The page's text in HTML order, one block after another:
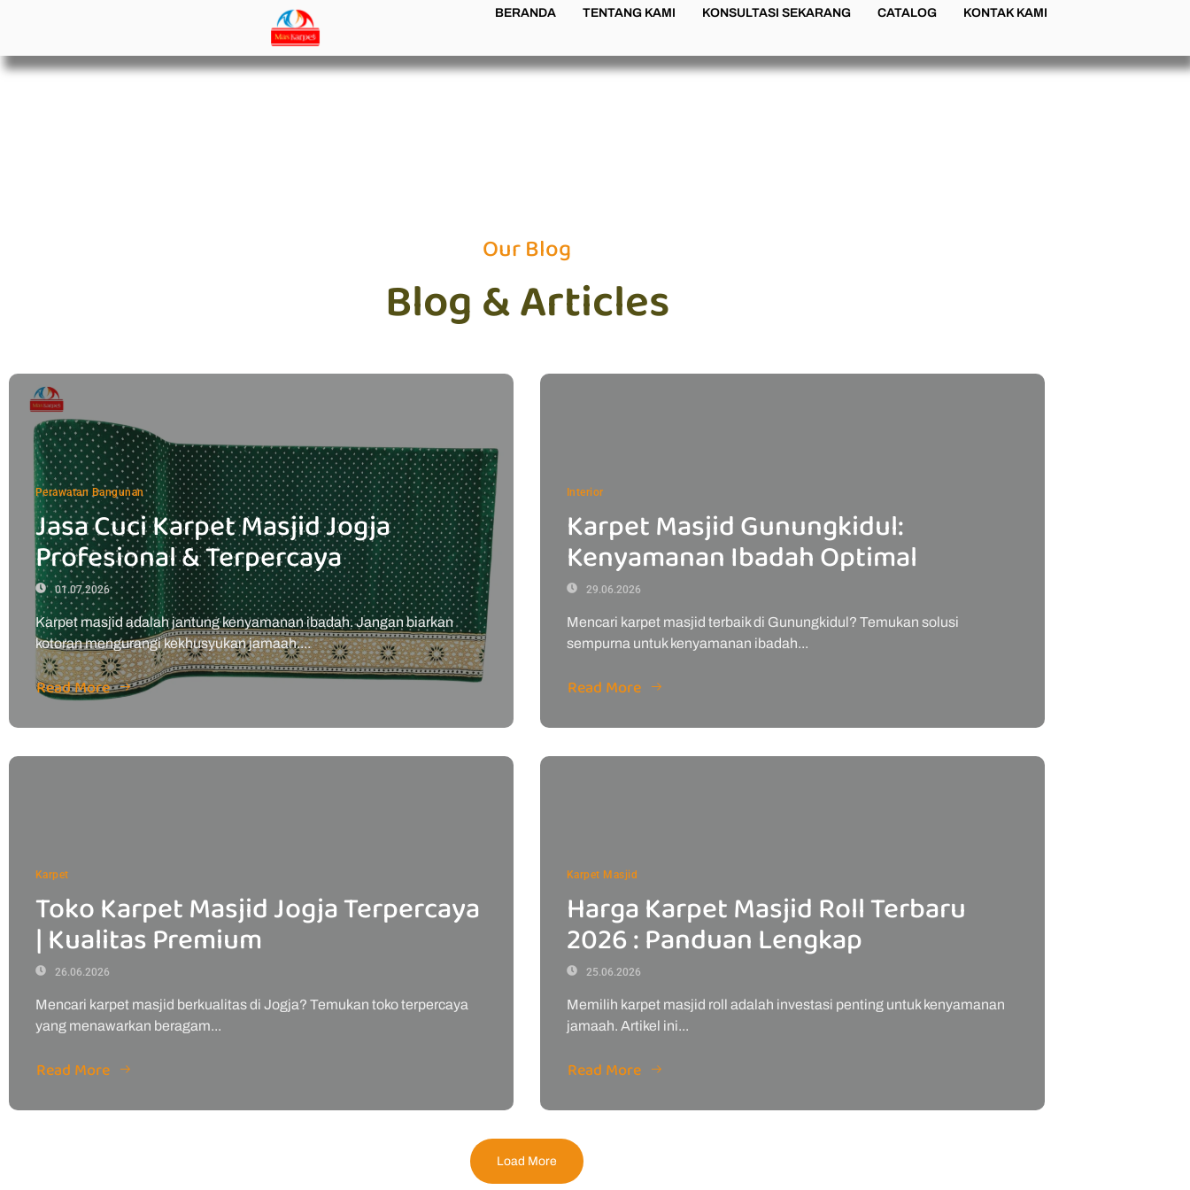
BERANDA TENTANG KAMI KONSULTASI SEKARANG CATALOG KONTAK KAMI
Our Blog
Blog & Articles
Perawatan Bangunan
Jasa Cuci Karpet Masjid Jogja
Profesional & Terpercaya
01.07.2026
Karpet masjid adalah jantung kenyamanan ibadah. Jangan biarkan
kotoran mengurangi kekhusyukan jamaah....
Read More
Interior
Karpet Masjid Gunungkidul:
Kenyamanan Ibadah Optimal
29.06.2026
Mencari karpet masjid terbaik di Gunungkidul? Temukan solusi
sempurna untuk kenyamanan ibadah...
Read More
Karpet
Toko Karpet Masjid Jogja Terpercaya
| Kualitas Premium
26.06.2026
Mencari karpet masjid berkualitas di Jogja? Temukan toko terpercaya
yang menawarkan beragam...
Read More
Karpet Masjid
Harga Karpet Masjid Roll Terbaru
2026 : Panduan Lengkap
25.06.2026
Memilih karpet masjid roll adalah investasi penting untuk kenyamanan
jamaah. Artikel ini...
Read More
Load More